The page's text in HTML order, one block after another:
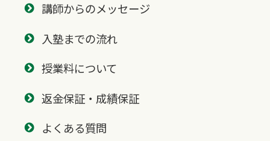
講師からのメッセージ
入塾までの流れ
授業料について
返金保証・成績保証
よくある質問